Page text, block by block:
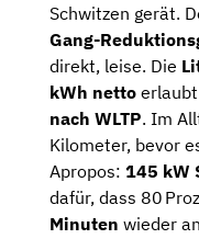
Schwitzen gerät.
Gang-
direkt, leise. Die
kWh netto
nach WLTP. Im
Kilometer, bevor
Apropos: 145 kW
dafür, dass 80
Minuten wieder